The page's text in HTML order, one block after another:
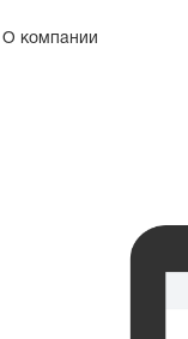
О компании